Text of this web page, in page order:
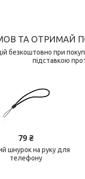
ТА ОТРИМАЙ
безкоштовно при
підставкою
79 ₴
шнурок на руку для
телефону